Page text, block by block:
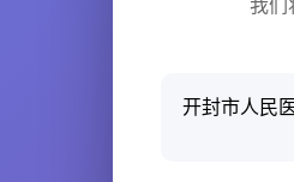
开封市人民